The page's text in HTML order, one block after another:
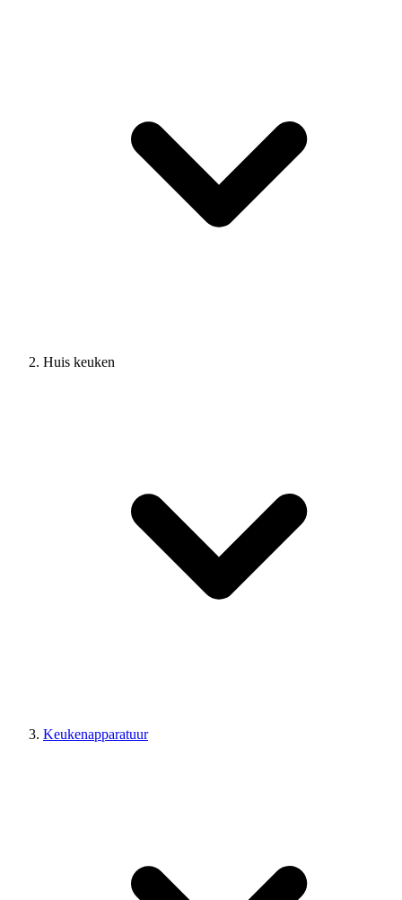
Huis keuken
Keukenapparatuur